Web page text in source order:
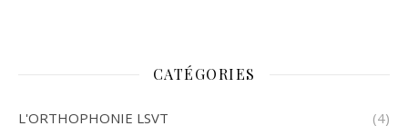
CATÉGORIES
L'ORTHOPHONIE LSVT (4)